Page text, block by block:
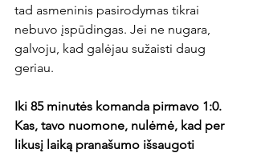
tad asmeninis pasirodymas tikrai
nebuvo įspūdingas. Jei ne nugara,
galvoju, kad galėjau sužaisti daug
geriau.
Iki 85 minutės komanda pirmavo 1:0.
Kas, tavo nuomone, nulėmė, kad per
likusį laiką pranašumo išsaugoti